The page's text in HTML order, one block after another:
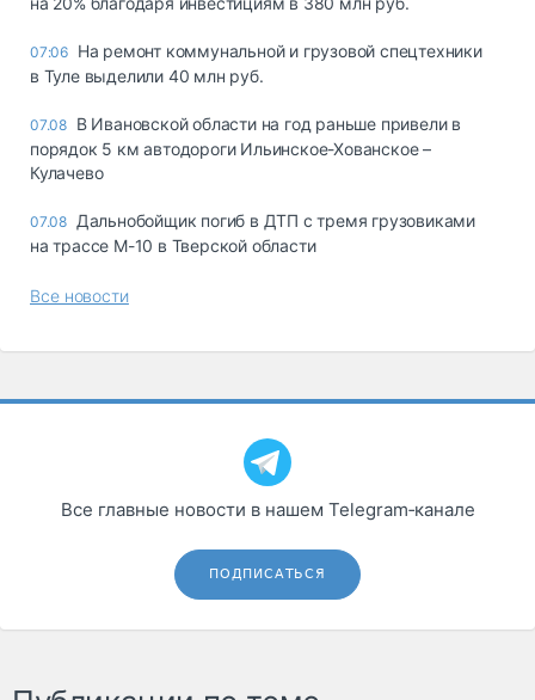
07:06 На ремонт коммунальной и грузовой спецтехники
в Туле выделили 40 млн руб.
07.08 В Ивановской области на год раньше привели в
порядок 5 км автодороги Ильинское-Хованское –
Кулачево
07.08 Дальнобойщик погиб в ДТП с тремя грузовиками
на трассе М-10 в Тверской области
Все новости
Все главные новости в нашем Telegram‑канале
ПОДПИСАТЬСЯ